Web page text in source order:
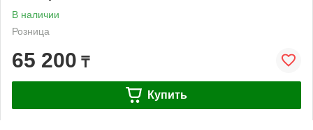
В наличии
Розница
65 200 ₸
Купить